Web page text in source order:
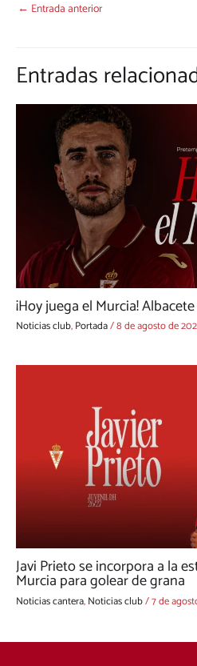
← Entrada anterior
Entradas
¡Hoy juega el Murcia!
Noticias club,Portada/8 de agosto de
Javi Prieto se incorpora a la
Murcia para golear de grana
Noticias cantera,Noticias club/7 de